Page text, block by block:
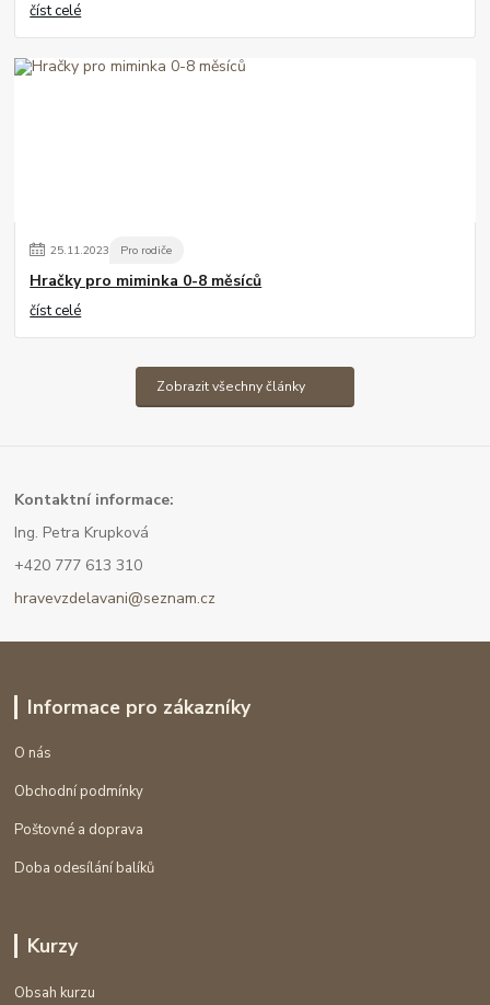
číst celé
25.11.2023 Pro rodiče
Hračky pro miminka 0-8 měsíců
číst celé
Zobrazit všechny články
Kontaktní informace:
Ing. Petra Krupková
+420 777 613 310
hravevzdelavani@seznam.cz
Informace pro zákazníky
O nás
Obchodní podmínky
Poštovné a doprava
Doba odesílání balíků
Kurzy
Obsah kurzu